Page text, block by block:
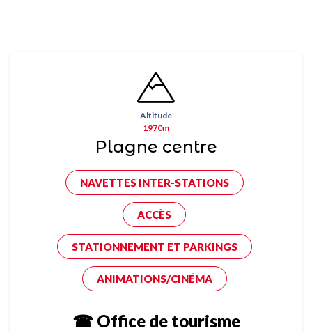
Altitude
1970m
Plagne centre
NAVETTES INTER-STATIONS
ACCÈS
STATIONNEMENT ET PARKINGS
ANIMATIONS/CINÉMA
☎ Office de tourisme